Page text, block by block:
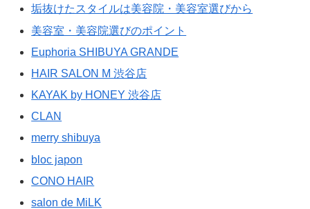
垢抜けたスタイルは美容院・美容室選びから
美容室・美容院選びのポイント
Euphoria SHIBUYA GRANDE
HAIR SALON M 渋谷店
KAYAK by HONEY 渋谷店
CLAN
merry shibuya
bloc japon
CONO HAIR
salon de MiLK